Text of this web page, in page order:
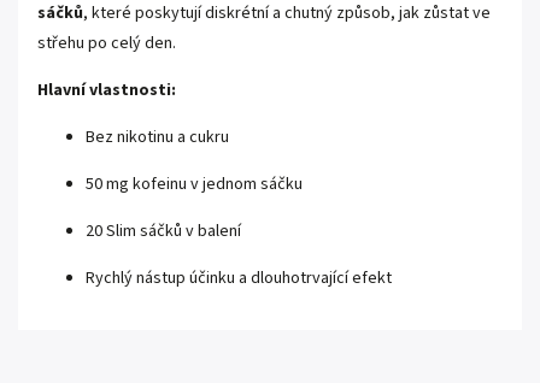
sáčků, které poskytují diskrétní a chutný způsob, jak zůstat ve
střehu po celý den.
Hlavní vlastnosti:
Bez nikotinu a cukru
50 mg kofeinu v jednom sáčku
20 Slim sáčků v balení
Rychlý nástup účinku a dlouhotrvající efekt